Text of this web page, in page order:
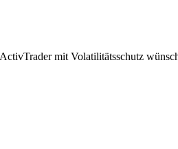
mit Volatilitätsschutz